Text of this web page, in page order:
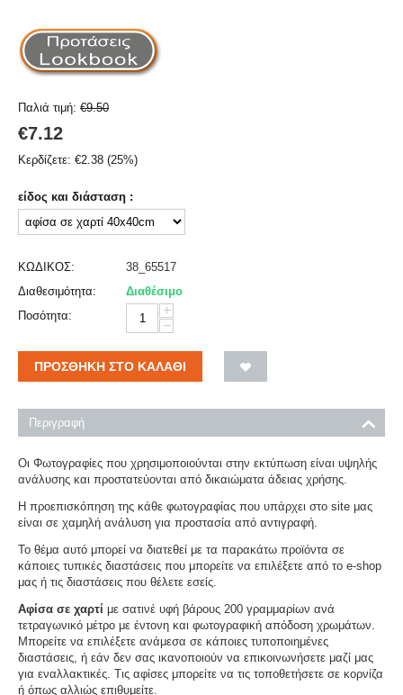
Παλιά τιμή: €9.50
€7.12
Κερδίζετε: €2.38 (25%)
είδος και διάσταση :
ΚΩΔΙΚΟΣ:
38_65517
Διαθεσιμότητα:
Διαθέσιμο
Ποσότητα:
+
−
ΠΡΟΣΘΉΚΗ ΣΤΟ ΚΑΛΆΘΙ
Περιγραφή
Οι Φωτογραφίες που χρησιμοποιούνται στην εκτύπωση είναι υψηλής
ανάλυσης και προστατεύονται από δικαιώματα άδειας χρήσης.
Η προεπισκόπηση της κάθε φωτογραφίας που υπάρχει στο site μας
είναι σε χαμηλή ανάλυση για προστασία από αντιγραφή.
Το θέμα αυτό μπορεί να διατεθεί με τα παρακάτω προϊόντα σε
κάποιες τυπικές διαστάσεις που μπορείτε να επιλέξετε από το e-shop
μας ή τις διαστάσεις που θέλετε εσείς.
Αφίσα σε χαρτί με σατινέ υφή βάρους 200 γραμμαρίων ανά
τετραγωνικό μέτρο με έντονη και φωτογραφική απόδοση χρωμάτων.
Μπορείτε να επιλέξετε ανάμεσα σε κάποιες τυποποιημένες
διαστάσεις, ή εάν δεν σας ικανοποιούν να επικοινωνήσετε μαζί μας
για εναλλακτικές. Τις αφίσες μπορείτε να τις τοποθετήσετε σε κορνίζα
ή όπως αλλιώς επιθυμείτε.